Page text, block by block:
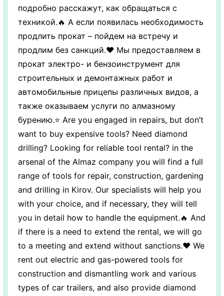
подробно расскажут, как обращаться с
техникой.🔥 А если появилась необходимость
продлить прокат – пойдем на встречу и
продлим без санкций.❤️ Мы предоставляем в
прокат электро- и бензоинструмент для
строительных и демонтажных работ и
автомобильные прицепы различных видов, а
также оказываем услуги по алмазному
бурению.⭐️ Are you engaged in repairs, but don’t
want to buy expensive tools? Need diamond
drilling? Looking for reliable tool rental? in the
arsenal of the Almaz company you will find a full
range of tools for repair, construction, gardening
and drilling in Kirov. Our specialists will help you
with your choice, and if necessary, they will tell
you in detail how to handle the equipment.🔥 And
if there is a need to extend the rental, we will go
to a meeting and extend without sanctions.❤️ We
rent out electric and gas-powered tools for
construction and dismantling work and various
types of car trailers, and also provide diamond